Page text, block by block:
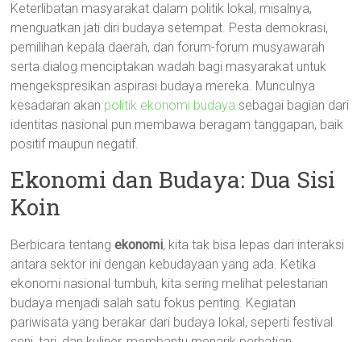
Keterlibatan masyarakat dalam politik lokal, misalnya,
menguatkan jati diri budaya setempat. Pesta demokrasi,
pemilihan kepala daerah, dan forum-forum musyawarah
serta dialog menciptakan wadah bagi masyarakat untuk
mengekspresikan aspirasi budaya mereka. Munculnya
kesadaran akan politik ekonomi budaya sebagai bagian dari
identitas nasional pun membawa beragam tanggapan, baik
positif maupun negatif.
Ekonomi dan Budaya: Dua Sisi
Koin
Berbicara tentangekonomi, kita tak bisa lepas dari interaksi
antara sektor ini dengan kebudayaan yang ada. Ketika
ekonomi nasional tumbuh, kita sering melihat pelestarian
budaya menjadi salah satu fokus penting. Kegiatan
pariwisata yang berakar dari budaya lokal, seperti festival